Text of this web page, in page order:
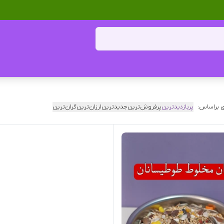
براساس: پربازدیدترینپرفروش‌ترینجدیدترینارزان‌ترینگران‌ترین